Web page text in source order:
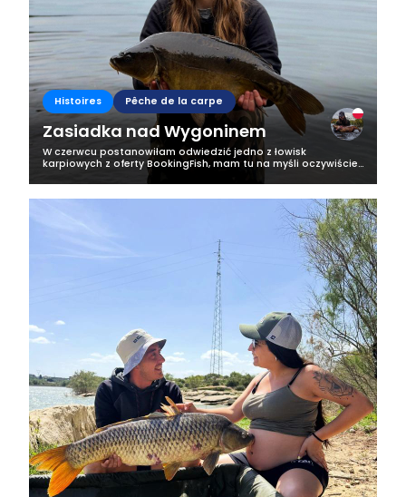
Histoires Pêche de la carpe
Zasiadka nad Wygoninem
W czerwcu postanowiłam odwiedzić jedno z łowisk
karpiowych z oferty BookingFish, mam tu na myśli oczywiście
malowniczy, tajemniczy i przepiękny Wygonin. To
polodowcowy akwen o powierzchni 68 ha,...